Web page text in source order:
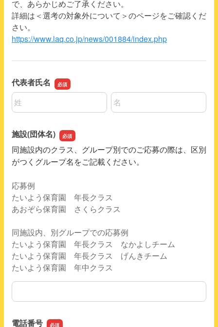
で、あらかじめご了承ください。
詳細は＜選考の対象外について＞のページをご確認くだ
さい。
https://www.laq.co.jp/news/001884/index.php
代表者氏名
名前の姓
名前の名
施設(団体名)
同施設内のクラス、グループ別でのご応募の際は、区別
がつくグループ名をご記載ください。
応募例
たいよう保育園 年長クラス
あおぞら保育園 さくらクラス
同施設内、別グループでの応募例
たいよう保育園 年長クラス なかよしチーム
たいよう保育園 年長クラス げんきチーム
たいよう保育園 年中クラス
施設(団体名)
電話番号